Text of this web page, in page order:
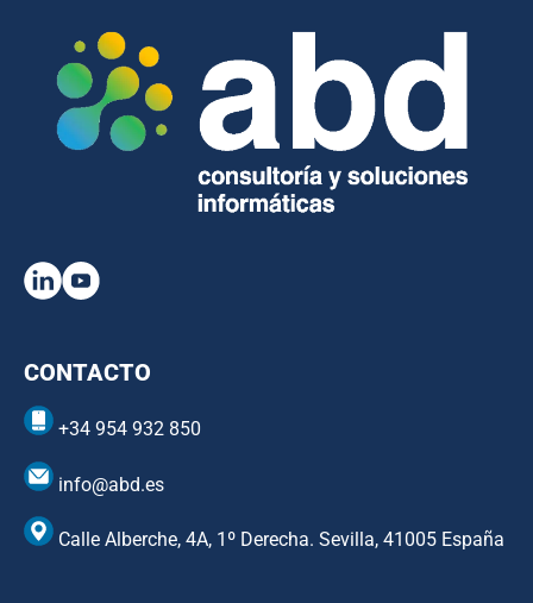
CONTACTO
+34 954 932 850
info@abd.es
Calle Alberche, 4A, 1º Derecha. Sevilla, 41005 España